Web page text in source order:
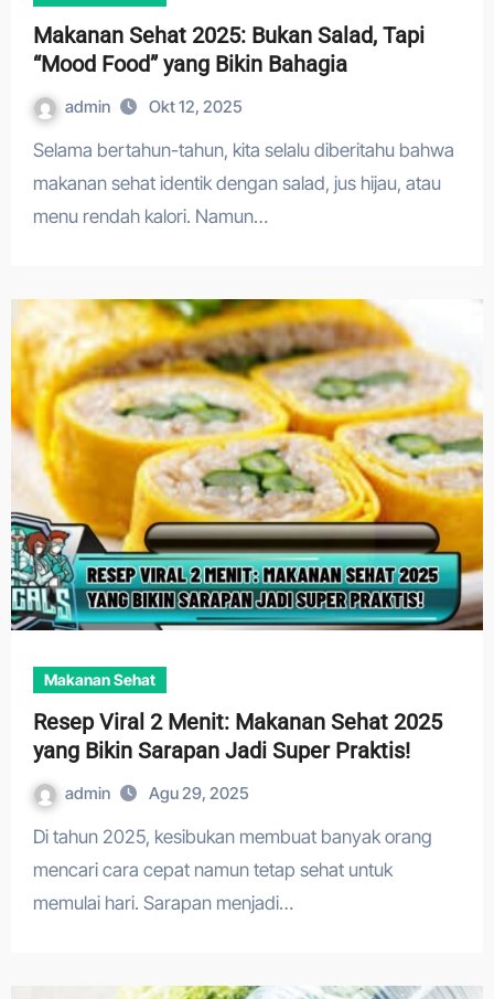
Makanan Sehat 2025: Bukan Salad, Tapi
“Mood Food” yang Bikin Bahagia
admin Okt 12, 2025
Selama bertahun-tahun, kita selalu diberitahu bahwa
makanan sehat identik dengan salad, jus hijau, atau
menu rendah kalori. Namun…
Makanan Sehat
Resep Viral 2 Menit: Makanan Sehat 2025
yang Bikin Sarapan Jadi Super Praktis!
admin Agu 29, 2025
Di tahun 2025, kesibukan membuat banyak orang
mencari cara cepat namun tetap sehat untuk
memulai hari. Sarapan menjadi…